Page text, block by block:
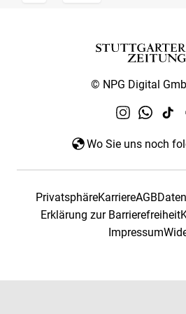
© NPG Digital
Wo Sie uns noch
PrivatsphäreKarriereAGB
Erklärung zur Barrierefreiheit
Impressum